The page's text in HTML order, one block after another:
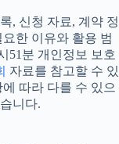
, 신청 자료, 계약 정
한 이유와 활용 범
51분 개인정보 보호
자료를 참고할 수 있
따라 다를 수 있으
니다.